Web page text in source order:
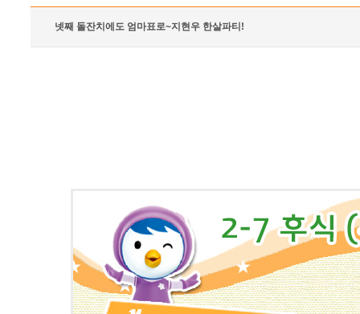
넷째 돌잔치에도 엄마표로~지현우 한살파티!